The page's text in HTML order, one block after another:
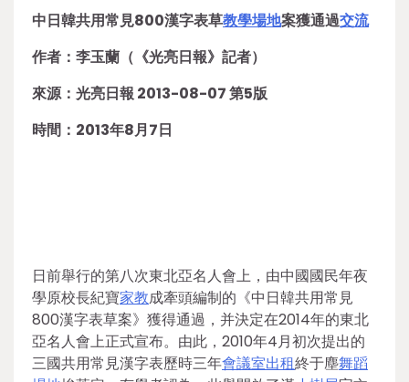
中日韓共用常見800漢字表草教學場地案獲通過交流
作者：李玉蘭（《光亮日報》記者）
來源：光亮日報 2013-08-07 第5版
時間：2013年8月7日
日前舉行的第八次東北亞名人會上，由中國國民年夜
學原校長紀寶家教成牽頭編制的《中日韓共用常見
800漢字表草案》獲得通過，并決定在2014年的東北
亞名人會上正式宣布。由此，2010年4月初次提出的
三國共用常見漢字表歷時三年會議室出租終于塵舞蹈